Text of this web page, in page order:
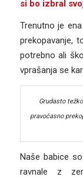
si bo izbral
Trenutno je
prekopavanje,
potrebno ali
vprašanja se
Grudasto
pravočasno
Naše babice
ravnale z